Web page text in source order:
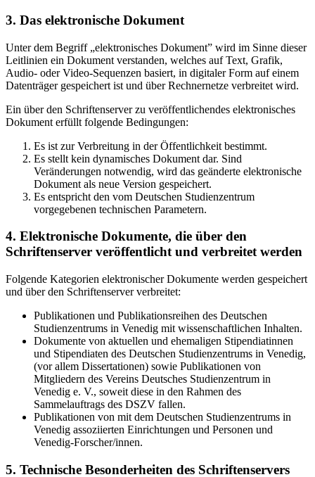
3. Das elektronische Dokument
Unter dem Begriff „elektronisches Dokument” wird im Sinne dieser
Leitlinien ein Dokument verstanden, welches auf Text, Grafik,
Audio- oder Video-Sequenzen basiert, in digitaler Form auf einem
Datenträger gespeichert ist und über Rechnernetze verbreitet wird.
Ein über den Schriftenserver zu veröffentlichendes elektronisches
Dokument erfüllt folgende Bedingungen:
Es ist zur Verbreitung in der Öffentlichkeit bestimmt.
Es stellt kein dynamisches Dokument dar. Sind
Veränderungen notwendig, wird das geänderte elektronische
Dokument als neue Version gespeichert.
Es entspricht den vom Deutschen Studienzentrum
vorgegebenen technischen Parametern.
4. Elektronische Dokumente, die über den
Schriftenserver veröffentlicht und verbreitet werden
Folgende Kategorien elektronischer Dokumente werden gespeichert
und über den Schriftenserver verbreitet:
Publikationen und Publikationsreihen des Deutschen
Studienzentrums in Venedig mit wissenschaftlichen Inhalten.
Dokumente von aktuellen und ehemaligen Stipendiatinnen
und Stipendiaten des Deutschen Studienzentrums in Venedig,
(vor allem Dissertationen) sowie Publikationen von
Mitgliedern des Vereins Deutsches Studienzentrum in
Venedig e. V., soweit diese in den Rahmen des
Sammelauftrags des DSZV fallen.
Publikationen von mit dem Deutschen Studienzentrums in
Venedig assoziierten Einrichtungen und Personen und
Venedig-Forscher/innen.
5. Technische Besonderheiten des Schriftenservers